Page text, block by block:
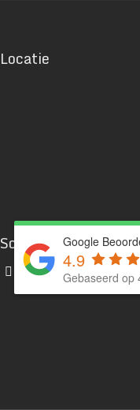
Locatie
Social media
Google
4.9
Gebaseerd op